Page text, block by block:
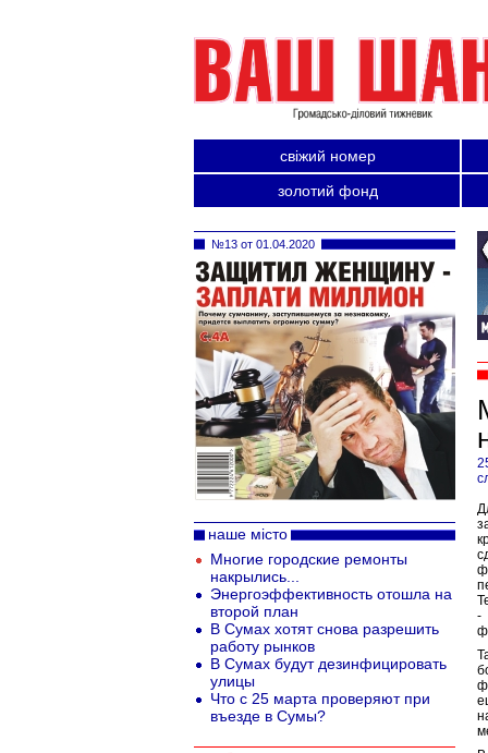
свіжий номер
золотий фонд
-
№13 от 01.04.2020
наше місто
Многие городские ремонты
накрылись...
Энергоэффективность отошла на
второй план
В Сумах хотят снова разрешить
работу рынков
В Сумах будут дезинфицировать
улицы
Что с 25 марта проверяют при
въезде в Сумы?